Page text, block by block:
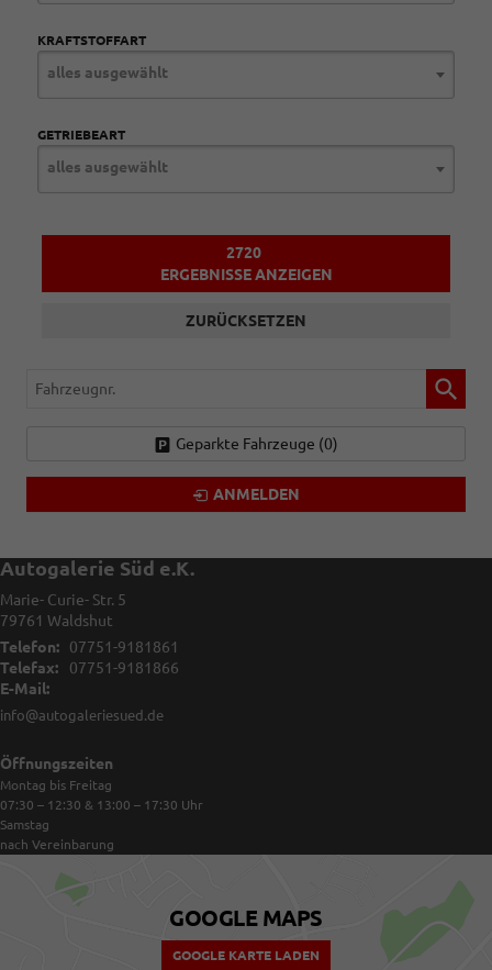
KRAFTSTOFFART
alles ausgewählt
GETRIEBEART
alles ausgewählt
2720
ERGEBNISSE ANZEIGEN
ZURÜCKSETZEN
Fahrzeugnr.
Geparkte Fahrzeuge (0)
ANMELDEN
Autogalerie Süd e.K.
Marie- Curie- Str. 5
79761 Waldshut
Telefon:
07751-9181861
Telefax:
07751-9181866
E-Mail:
info@autogaleriesued.de
Öffnungszeiten
Montag bis Freitag
07:30 – 12:30 & 13:00 – 17:30 Uhr
Samstag
nach Vereinbarung
GOOGLE MAPS
GOOGLE KARTE LADEN